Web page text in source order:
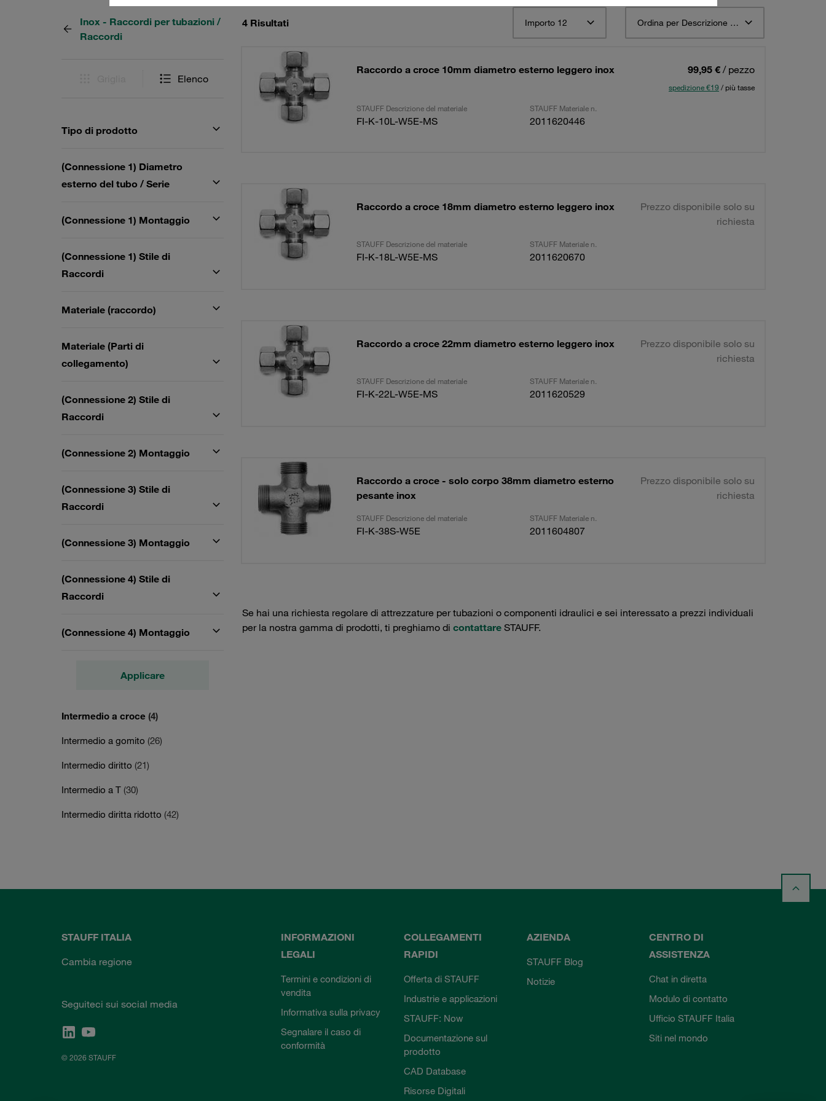
Inox - Raccordi per tubazioni /
Raccordi
Elenco
Tipo di prodotto
(Connessione 1) Diametro
esterno del tubo / Serie
(Connessione 1) Montaggio
(Connessione 1) Stile di
Raccordi
Materiale (raccordo)
Materiale (Parti di
collegamento)
(Connessione 2) Stile di
Raccordi
(Connessione 2) Montaggio
(Connessione 3) Stile di
Raccordi
(Connessione 3) Montaggio
(Connessione 4) Stile di
Raccordi
(Connessione 4) Montaggio
Applicare
Intermedio a croce (4)
Intermedio a gomito (26)
Intermedio diritto (21)
Intermedio a T (30)
Intermedio diritta ridotto (42)
4 Risultati Importo 12 Ordina per Descrizione materiale STAUFF ascendente
Raccordo a croce 10mm diametro esterno leggero inox 99,95 € / pezzo
spedizione €19 / più tasse
STAUFF Descrizione del materiale STAUFF Materiale n.
FI-K-10L-W5E-MS 2011620446
Raccordo a croce 18mm diametro esterno leggero inox
Prezzo disponibile solo su
richiesta
STAUFF Descrizione del materiale STAUFF Materiale n.
FI-K-18L-W5E-MS 2011620670
Raccordo a croce 22mm diametro esterno leggero inox
Prezzo disponibile solo su
richiesta
STAUFF Descrizione del materiale STAUFF Materiale n.
FI-K-22L-W5E-MS 2011620529
Raccordo a croce - solo corpo 38mm diametro esterno
pesante inox
Prezzo disponibile solo su
richiesta
STAUFF Descrizione del materiale STAUFF Materiale n.
FI-K-38S-W5E 2011604807
Se hai una richiesta regolare di attrezzature per tubazioni o componenti idraulici e sei interessato a prezzi individuali
per la nostra gamma di prodotti, ti preghiamo di contattareSTAUFF.
STAUFF ITALIA
Cambia regione
Seguiteci sui social media
© 2026 STAUFF
INFORMAZIONI
LEGALI
Termini e condizioni di
vendita
Informativa sulla privacy
Segnalare il caso di
conformità
COLLEGAMENTI
RAPIDI
Offerta di STAUFF
Industrie e applicazioni
STAUFF: Now
Documentazione sul
prodotto
CAD Database
Risorse Digitali
AZIENDA
STAUFF Blog
Notizie
CENTRO DI
ASSISTENZA
Chat in diretta
Modulo di contatto
Ufficio STAUFF Italia
Siti nel mondo